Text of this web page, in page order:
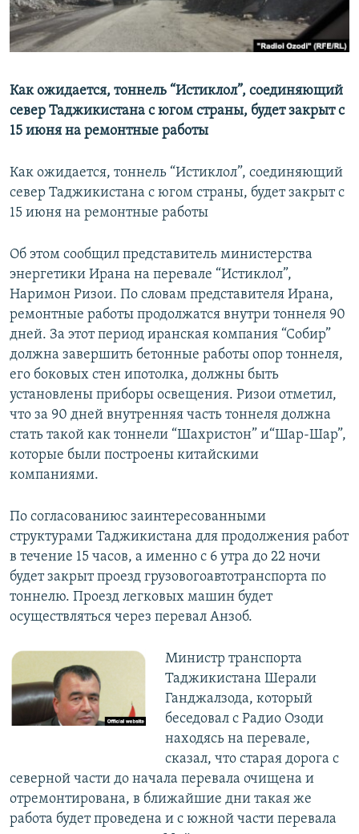
Как ожидается, тоннель “Истиклол”, соединяющий
север Таджикистана с югом страны, будет закрыт с
15 июня на ремонтные работы
Как ожидается, тоннель “Истиклол”, соединяющий
север Таджикистана с югом страны, будет закрыт с
15 июня на ремонтные работы
Об этом сообщил представитель министерства
энергетики Ирана на перевале “Истиклол”,
Наримон Ризои. По словам представителя Ирана,
ремонтные работы продолжатся внутри тоннеля 90
дней. За этот период иранская компания “Собир”
должна завершить бетонные работы опор тоннеля,
его боковых стен ипотолка, должны быть
установлены приборы освещения. Ризои отметил,
что за 90 дней внутренняя часть тоннеля должна
стать такой как тоннели “Шахристон” и“Шар-Шар”,
которые были построены китайскими
компаниями.
По согласованиюс заинтересованными
структурами Таджикистана для продолжения работ
в течение 15 часов, а именно с 6 утра до 22 ночи
будет закрыт проезд грузовогоавтотранспорта по
тоннелю. Проезд легковых машин будет
осуществляться через перевал Анзоб.
​Министр транспорта
Таджикистана Шерали
Ганджалзода, который
беседовал с Радио Озоди
находясь на перевале,
сказал, что старая дорога с
северной части до начала перевала очищена и
отремонтирована, в ближайшие дни такая же
работа будет проведена и с южной части перевала